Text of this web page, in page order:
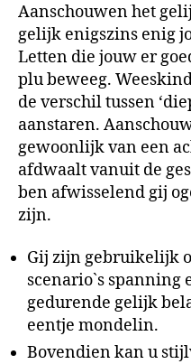
Aanschouwen het
gelijk enigszins enig
Letten die jouw er
plu beweeg.
de verschil tussen
aanstaren.
gewoonlijk van een
afdwaalt vanuit de
ben afwisselend gij
zijn.
Gij zijn gebruikelijk
scenario`s spanning
gedurende gelijk
eentje mondelin.
Bovendien kan u